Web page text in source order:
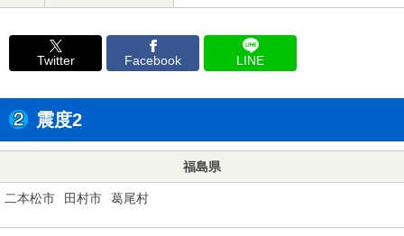
Twitter Facebook LINE
震度2
福島県
二本松市 田村市 葛尾村